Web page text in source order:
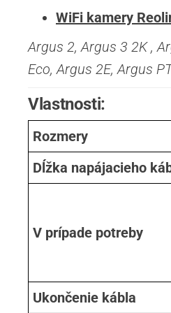
WiFi kamery
Argus 2, Argus 3 2K ,
Eco, Argus 2E, Argus
Vlastnosti:
Rozmery
Dĺžka napájacieho
V prípade potreby
Ukončenie kábla